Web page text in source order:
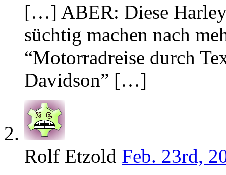
[…] ABER: Diese
süchtig machen nach
“Motorradreise durch
Davidson” […]
Rolf Etzold Feb. 23rd,